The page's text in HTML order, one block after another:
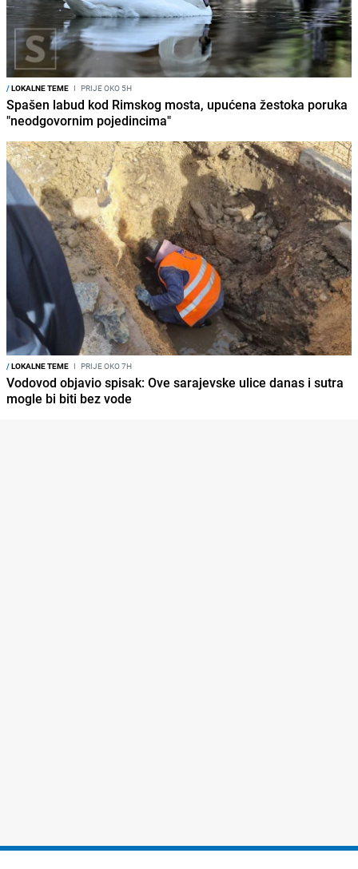
/LOKALNE TEME I PRIJE OKO 5H
Spašen labud kod Rimskog mosta, upućena žestoka poruka
"neodgovornim pojedincima"
/LOKALNE TEME I PRIJE OKO 7H
Vodovod objavio spisak: Ove sarajevske ulice danas i sutra
mogle bi biti bez vode